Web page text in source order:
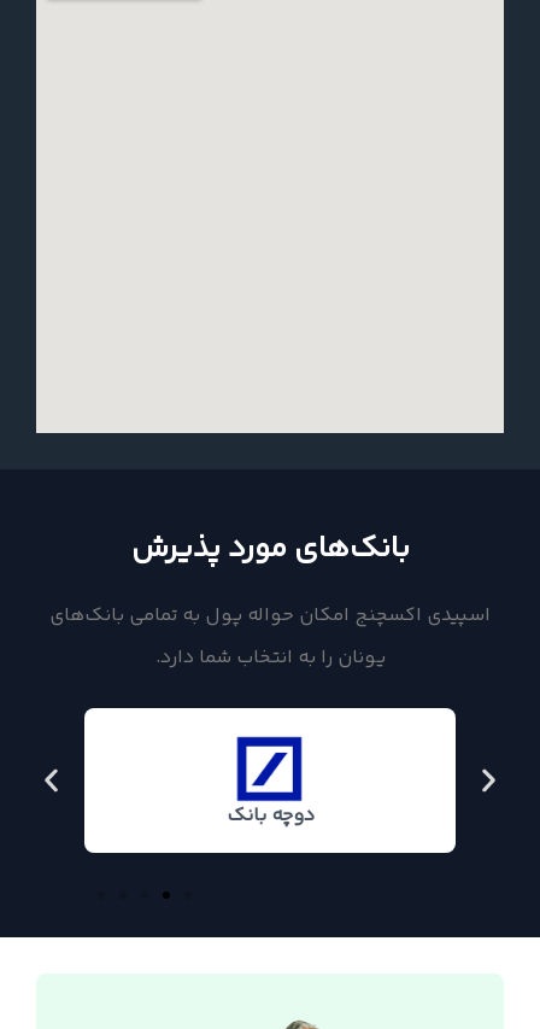
بانک‌های مورد پذیرش
اسپیدی اکسچنج امکان حواله پول به تمامی بانک‌های
یونان را به انتخاب شما دارد.
دوچه بانک